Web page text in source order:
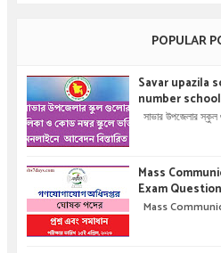
POPULAR
Savar upazila
number
application
সাভার উপজেলার
Mass
Exam
অধিদপ্তরে নিয়োগ
Mass